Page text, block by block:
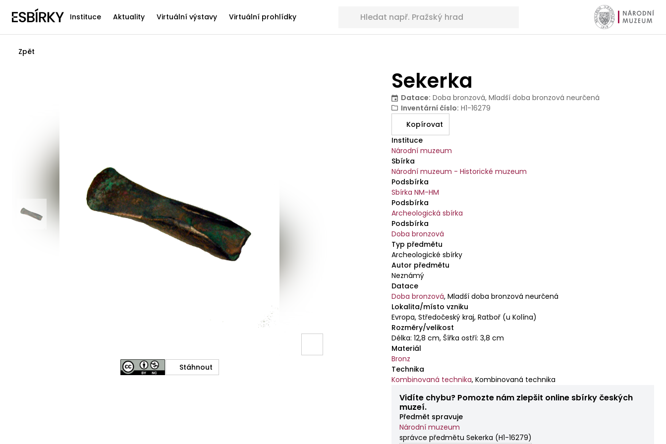
Instituce Aktuality Virtuální výstavy Virtuální prohlídky
Zpět
Sekerka
Datace: Doba bronzová, Mladší doba bronzová neurčená
Inventární číslo: H1-16279
Kopírovat
Instituce
Národní muzeum
Sbírka
Národní muzeum - Historické muzeum
Podsbírka
Sbírka NM-HM
Podsbírka
Archeologická sbírka
Podsbírka
Doba bronzová
Typ předmětu
Archeologické sbírky
Autor předmětu
Neznámý
Datace
Doba bronzová,Mladší doba bronzová neurčená
Lokalita/místo vzniku
Evropa, Středočeský kraj, Ratboř (u Kolína)
Rozměry/velikost
Délka: 12,8 cm, Šířka ostří: 3,8 cm
Materiál
Bronz
Technika
Kombinovaná technika,Kombinovaná technika
Vidíte chybu? Pomozte nám zlepšit online sbírky českých
muzeí.
Předmět spravuje
Národní muzeum
správce předmětu Sekerka (H1-16279)
Stáhnout